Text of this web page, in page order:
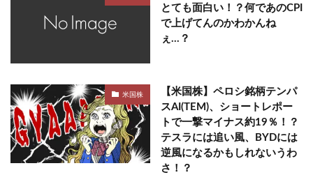
とても面白い！？何であのCPI
で上げてんのかわかんね
ぇ…？
米国株
【米国株】ペロシ銘柄テンパ
スAI(TEM)、ショートレポー
トで一撃マイナス約19％！？
テスラには追い風、BYDには
逆風になるかもしれないうわ
さ！？